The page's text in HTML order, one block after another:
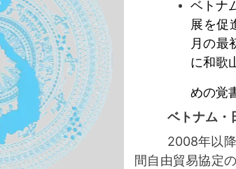
ベトナ
展を促
月の最
に和歌
めの覚
ベトナム・
2008年以
間自由貿易協定